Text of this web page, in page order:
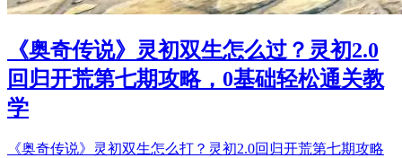
《奥奇传说》灵初双生怎么过？灵初2.0
回归开荒第七期攻略，0基础轻松通关教
学
《奥奇传说》灵初双生怎么打？灵初2.0回归开荒第七期攻略